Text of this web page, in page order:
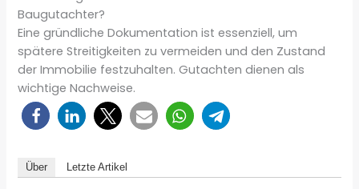
Baugutachter?
Eine gründliche Dokumentation ist essenziell, um
spätere Streitigkeiten zu vermeiden und den Zustand
der Immobilie festzuhalten. Gutachten dienen als
wichtige Nachweise.
Über Letzte Artikel